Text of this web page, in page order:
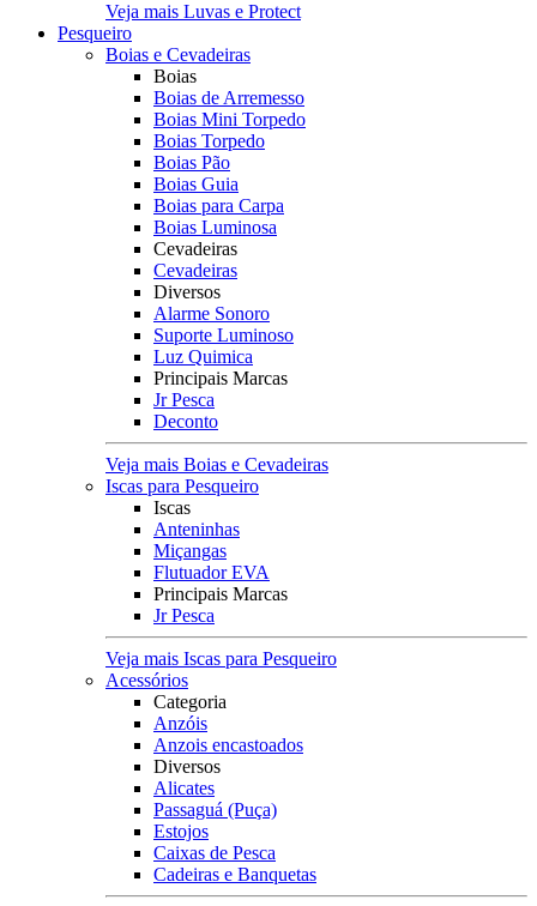
Veja mais Luvas e Protect
Pesqueiro
Boias e Cevadeiras
Boias
Boias de Arremesso
Boias Mini Torpedo
Boias Torpedo
Boias Pão
Boias Guia
Boias para Carpa
Boias Luminosa
Cevadeiras
Cevadeiras
Diversos
Alarme Sonoro
Suporte Luminoso
Luz Quimica
Principais Marcas
Jr Pesca
Deconto
Veja mais Boias e Cevadeiras
Iscas para Pesqueiro
Iscas
Anteninhas
Miçangas
Flutuador EVA
Principais Marcas
Jr Pesca
Veja mais Iscas para Pesqueiro
Acessórios
Categoria
Anzóis
Anzois encastoados
Diversos
Alicates
Passaguá (Puça)
Estojos
Caixas de Pesca
Cadeiras e Banquetas